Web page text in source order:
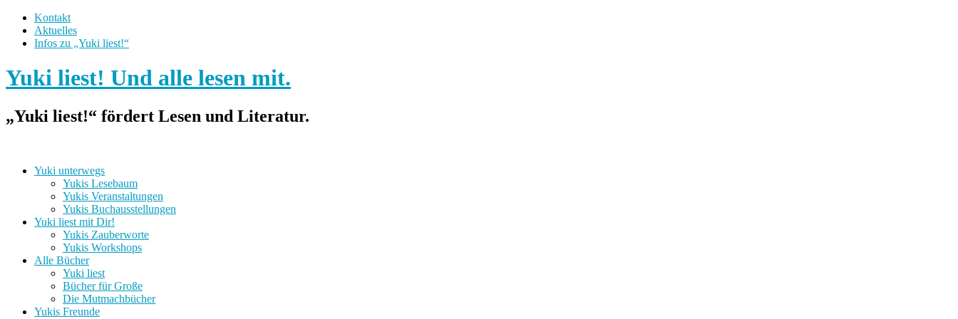
Kontakt
Aktuelles
Infos zu „Yuki liest!“
Yuki liest! Und alle lesen mit.
„Yuki liest!“ fördert Lesen und Literatur.
Yuki unterwegs
Yukis Lesebaum
Yukis Veranstaltungen
Yukis Buchausstellungen
Yuki liest mit Dir!
Yukis Zauberworte
Yukis Workshops
Alle Bücher
Yuki liest
Bücher für Große
Die Mutmachbücher
Yukis Freunde